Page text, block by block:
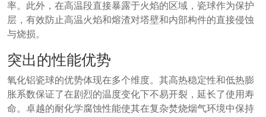
率。此外，在高温段直接暴露于火焰的区域，瓷球作为保护
层，有效防止高温火焰和熔渣对塔壁和内部构件的直接侵蚀
与烧损。
突出的性能优势
氧化铝瓷球的优势体现在多个维度。其高热稳定性和低热膨
胀系数保证了在剧烈的温度变化下不易开裂，延长了使用寿
命。卓越的耐化学腐蚀性能使其在复杂焚烧烟气环境中保持